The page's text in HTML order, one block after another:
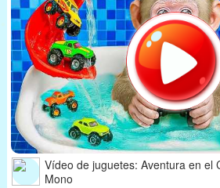
Vídeo de juguetes: Aventura en el
Mono